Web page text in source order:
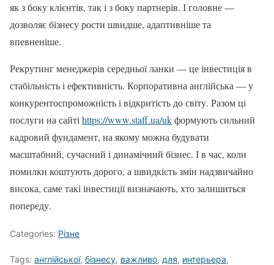
як з боку клієнтів, так і з боку партнерів. І головне —
дозволяє бізнесу рости швидше, адаптивніше та
впевненіше.
Рекрутинг менеджерів середньої ланки — це інвестиція в
стабільність і ефективність. Корпоративна англійська — у
конкурентоспроможність і відкритість до світу. Разом ці
послуги на сайтіhttps://www.staff.ua/ukформують сильний
кадровий фундамент, на якому можна будувати
масштабний, сучасний і динамічний бізнес. І в час, коли
помилки коштують дорого, а швидкість змін надзвичайно
висока, саме такі інвестиції визначають, хто залишиться
попереду.
Categories: Різне
Tags: англійської, бізнесу, важливо, для, интерьера,